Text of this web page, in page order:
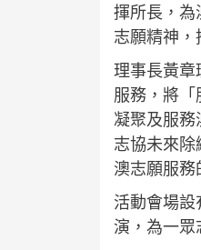
揮所長，為
志願精神，
理事長黃章
服務，將
凝聚及服
志協未來
澳志願服務
活動會場
演，為一眾